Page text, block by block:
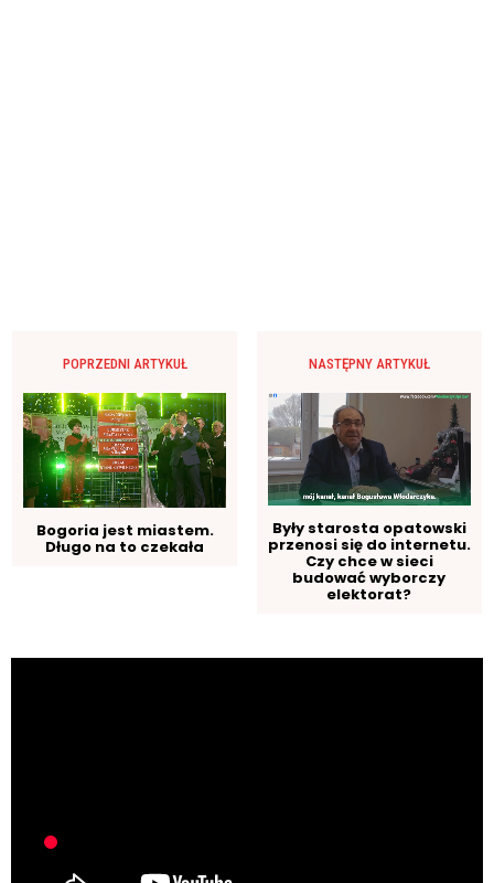
POPRZEDNI ARTYKUŁ
Bogoria jest miastem.
Długo na to czekała
NASTĘPNY ARTYKUŁ
Były starosta opatowski
przenosi się do internetu.
Czy chce w sieci
budować wyborczy
elektorat?